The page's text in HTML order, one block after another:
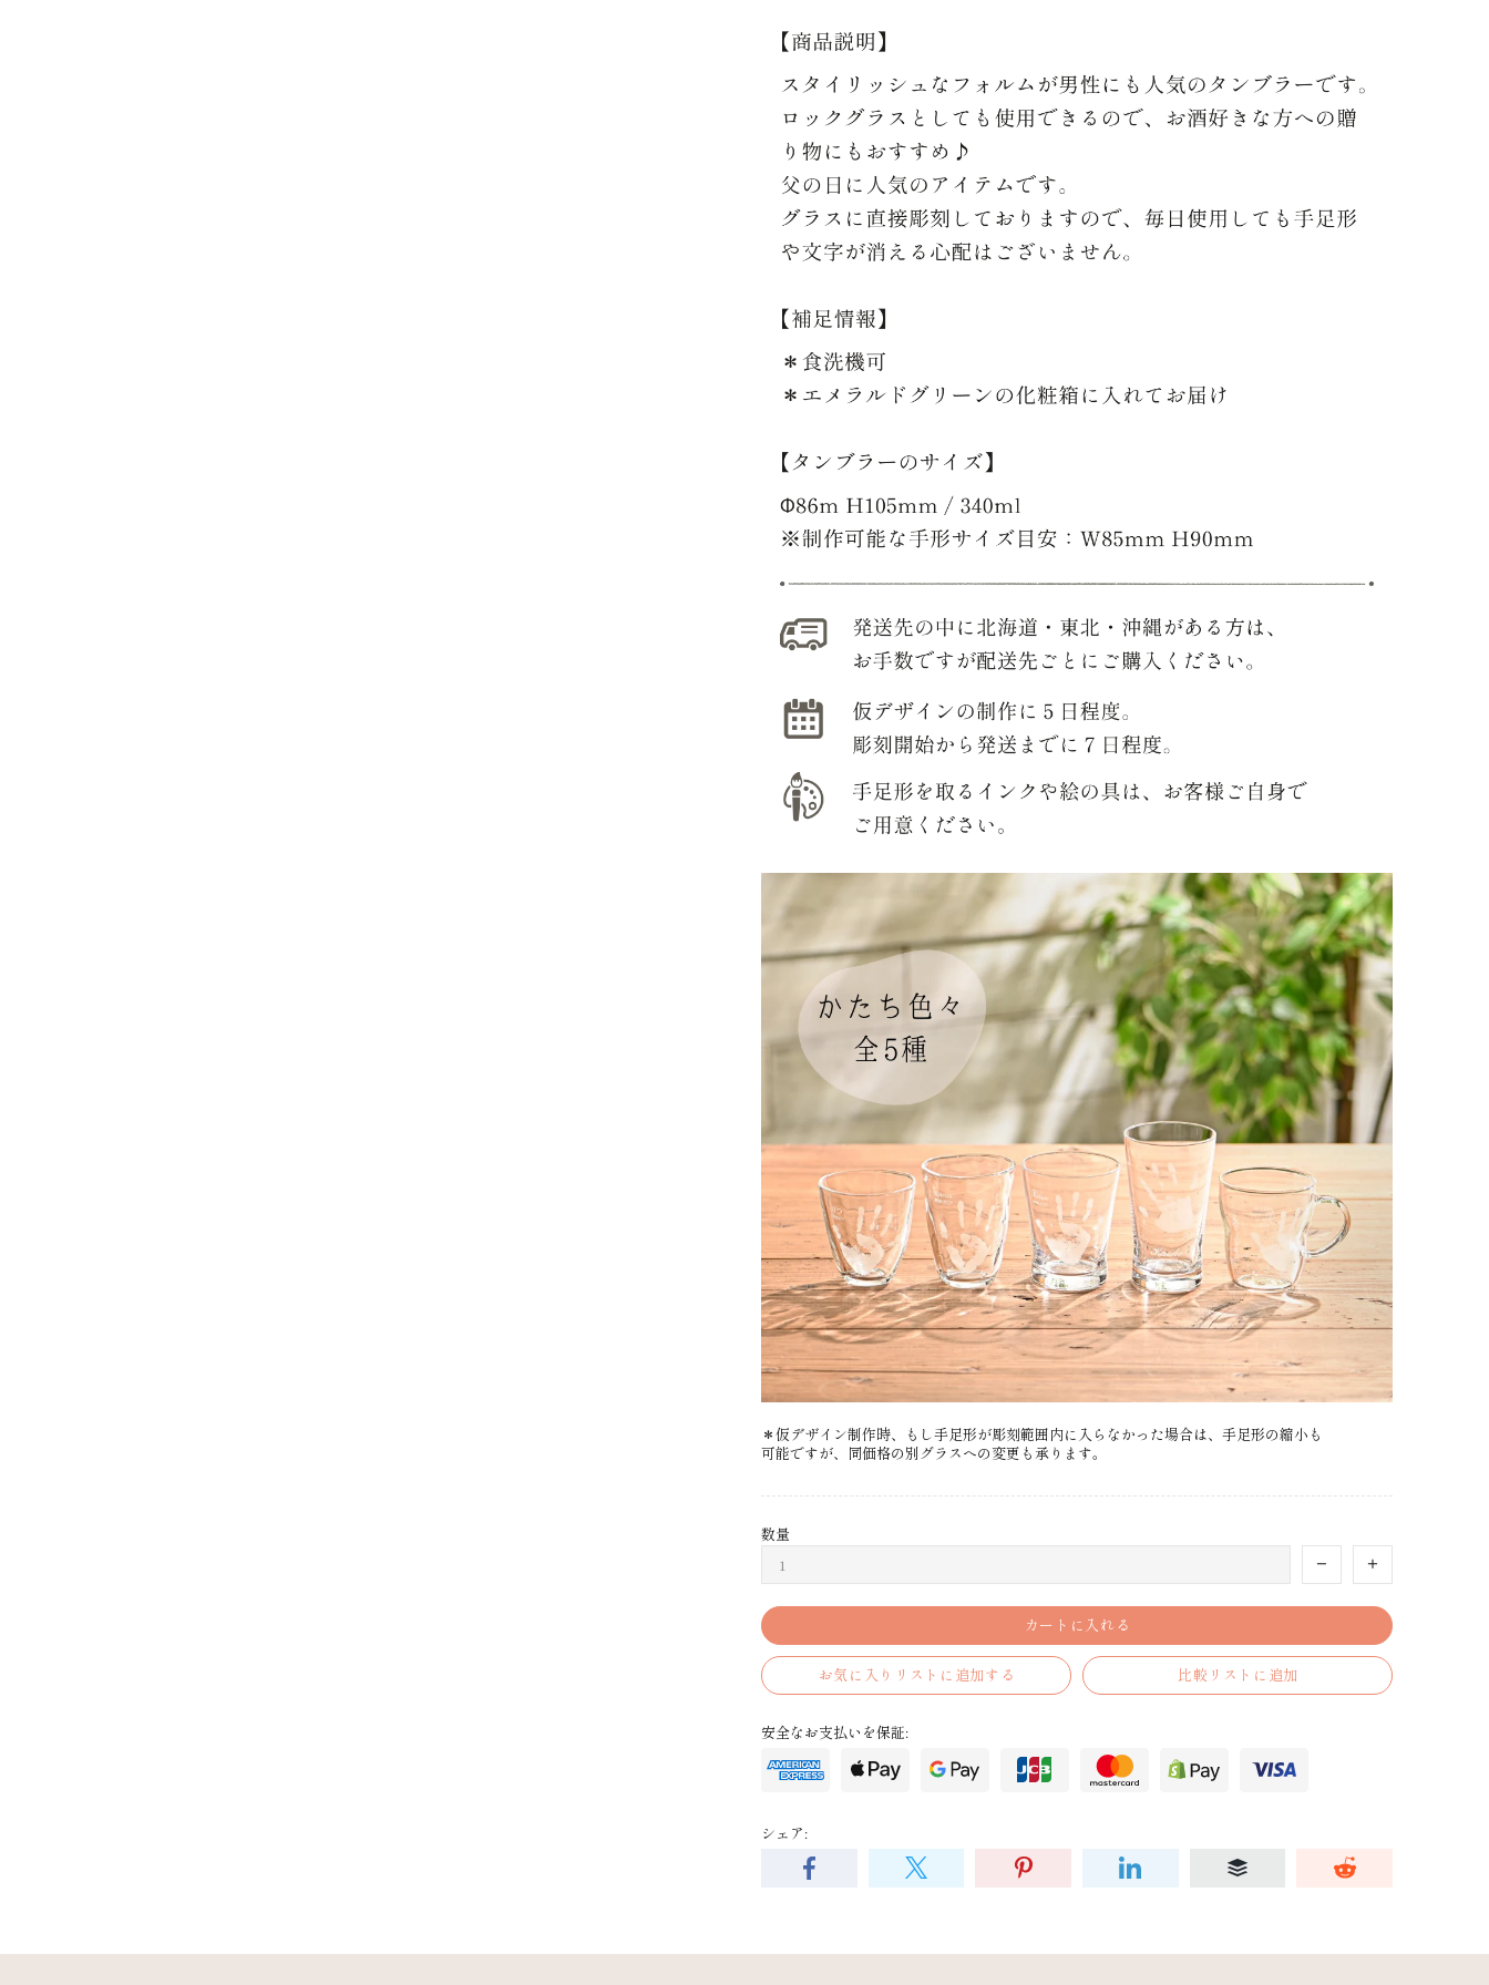
＊仮​デザイン制作時、​もし手足形が​彫刻範囲内に​入らなかった​場合は、​手足形の​縮小も​
可能ですが、​同価格の​別グラスへの​変更も​承ります。
数量
カートに入れる
お気に入りリストに追加する 比較リストに追加
安全なお支払いを保証:
シェア: